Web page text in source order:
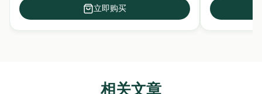
立即购买